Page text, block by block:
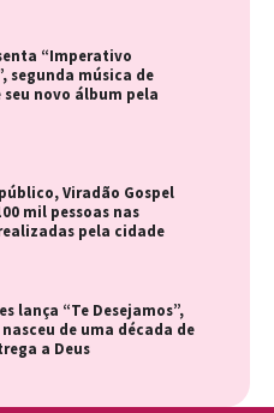
“Imperativo
segunda música de
novo álbum pela
Viradão Gospel
mil pessoas nas
pela cidade
lança “Te Desejamos”,
de uma década de
a Deus